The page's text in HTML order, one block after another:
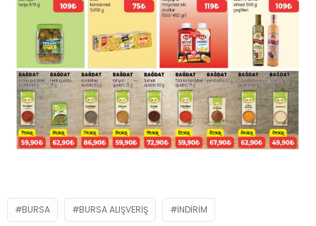
BURSA BURSA ALIŞVERIŞ İNDIRIM